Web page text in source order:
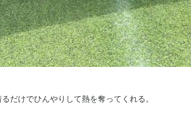
だけでひんやりして熱を奪ってくれる。